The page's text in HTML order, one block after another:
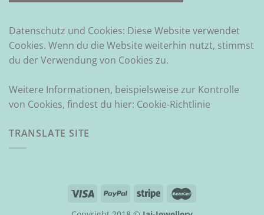
Datenschutz und Cookies: Diese Website verwendet
Cookies. Wenn du die Website weiterhin nutzt, stimmst
du der Verwendung von Cookies zu.
Weitere Informationen, beispielsweise zur Kontrolle
von Cookies, findest du hier: Cookie-Richtlinie
TRANSLATE SITE